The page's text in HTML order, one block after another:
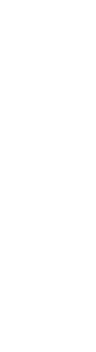
von Beschwerden
Benutzer
Finanzdienste
aus, um Ihre
Dienstleistung
ARTIKELS
können.